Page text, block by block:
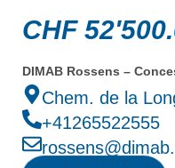
CHF
DIMAB Rossens –
Chem. de la
+41265522555